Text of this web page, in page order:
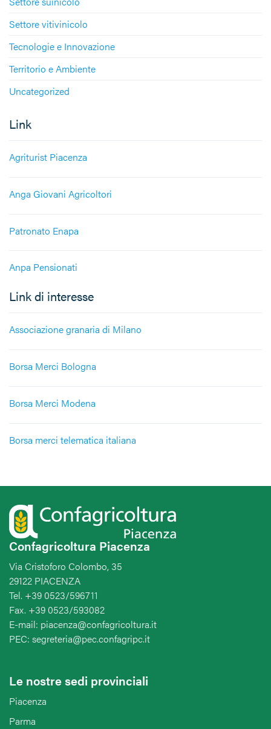
Settore vitivinicolo
Tecnologie e Innovazione
Territorio e Ambiente
Uncategorized
Link
Agriturist Piacenza
Anga Giovani Agricoltori
Patronato Enapa
Anpa Pensionati
Link di interesse
Associazione granaria di Milano
Borsa Merci Bologna
Borsa Merci Modena
Borsa merci telematica italiana
Confagricoltura Piacenza
Via Cristoforo Colombo, 35
29122 PIACENZA
Tel. +39 0523/596711
Fax. +39 0523/593082
E-mail: piacenza@confagricoltura.it
PEC: segreteria@pec.confagripc.it
Le nostre sedi provinciali
Piacenza
Parma